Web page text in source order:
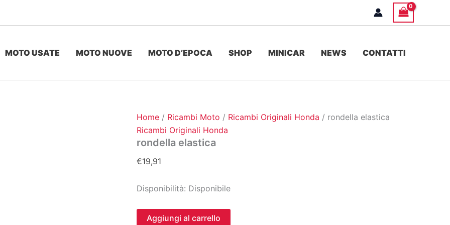
MOTO USATE MOTO NUOVE MOTO D’EPOCA SHOP MINICAR NEWS CONTATTI
Home / Ricambi Moto / Ricambi Originali Honda / rondella elastica
Ricambi Originali Honda
rondella elastica
€19,91
Disponibilità: Disponibile
rondella
elastica
Aggiungi al carrello